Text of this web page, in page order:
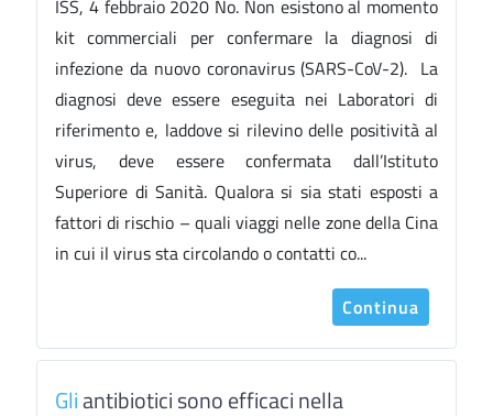
ISS, 4 febbraio 2020 No. Non esistono al momento
kit commerciali per confermare la diagnosi di
infezione da nuovo coronavirus (SARS-CoV-2). La
diagnosi deve essere eseguita nei Laboratori di
riferimento e, laddove si rilevino delle positività al
virus, deve essere confermata dall’Istituto
Superiore di Sanità. Qualora si sia stati esposti a
fattori di rischio – quali viaggi nelle zone della Cina
in cui il virus sta circolando o contatti co...
Continua
Gliantibiotici sono efficaci nella